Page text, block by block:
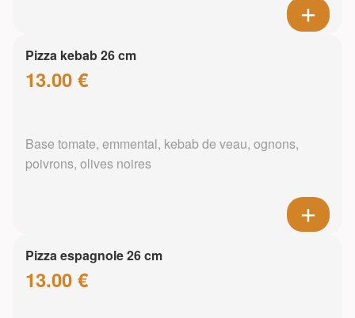
Pizza kebab 26 cm
13.00 €
Base tomate, emmental, kebab de veau, ognons,
poivrons, olives noires
Pizza espagnole 26 cm
13.00 €